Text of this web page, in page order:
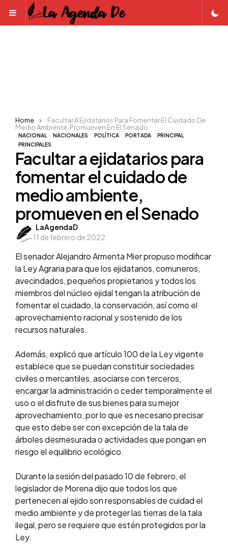
Menu
NACIONAL NACIONALES POLÍTICA PORTADA
PRINCIPAL
PRINCIPALES
Facultar a ejidatarios para
fomentar el cuidado de
medio ambiente,
promueven en el Senado
Posted
by
LaAgendaD
11 de febrero de 2022
Home
Facultar A Ejidatarios Para Fomentar El Cuidado De
Medio Ambiente, Promueven En El Senado
El senador Alejandro Armenta Mier propuso modificar
la Ley Agraria para que los ejidatarios, comuneros,
avecindados, pequeños propietarios y todos los
miembros del núcleo ejidal tengan la atribución de
fomentar el cuidado, la conservación, así como el
aprovechamiento racional y sostenido de los
recursos naturales.
Además, explicó que artículo 100 de la Ley vigente
establece que se puedan constituir sociedades
civiles o mercantiles, asociarse con terceros,
encargar la administración o ceder temporalmente el
uso o el disfrute de sus bienes para su mejor
aprovechamiento, por lo que es necesario precisar
que esto debe ser con excepción de la tala de
árboles desmesurada o actividades que pongan en
riesgo el equilibrio ecológico.
Durante la sesión del pasado 10 de febrero, el
legislador de Morena dijo que todos los que
pertenecen al ejido son responsables de cuidad el
medio ambiente y de proteger las tierras de la tala
ilegal, pero se requiere que estén protegidos por la
Ley.